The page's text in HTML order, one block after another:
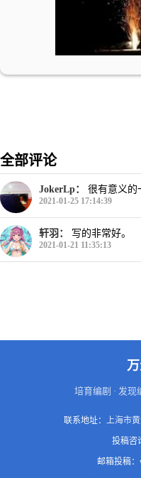
全部评论
JokerLp： 很有意义的
2021-01-25 17:14:39
轩羽： 写的非常好。
2021-01-21 11:35:13
培育编剧 · 发现
联系地址： 上海市
投稿咨
邮箱投稿：